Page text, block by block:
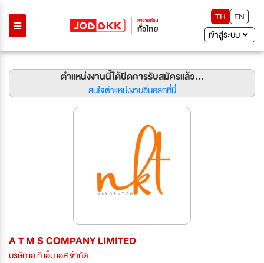
TH
EN
เข้าสู่ระบบ
ตำแหน่งงานนี้ได้ปิดการรับสมัครแล้ว...
สนใจตำแหน่งงานอื่นคลิกที่นี่
A T M S COMPANY LIMITED
บริษัท เอ ที เอ็ม เอส จำกัด